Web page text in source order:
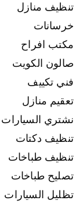
تنظيف منازل
خرسانات
مكتب افراح
صالون الكويت
فني تكييف
تعقيم منازل
نشتري السيارات
تنظيف دكتات
تنظيف طباخات
تصليح طباخات
تظليل السيارات